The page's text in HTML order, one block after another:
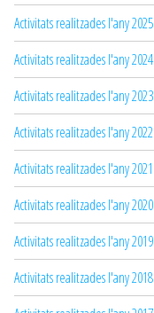
Activitats realitzades l'any 2025
Activitats realitzades l'any 2024
Activitats realitzades l'any 2023
Activitats realitzades l'any 2022
Activitats realitzades l'any 2021
Activitats realitzades l'any 2020
Activitats realitzades l'any 2019
Activitats realitzades l'any 2018